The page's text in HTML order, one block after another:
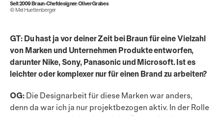
Seit 2009 Braun-Chef­designer: Oliver Grabes
© Mel Huettenberger
GT: Du hast ja vor deiner Zeit bei Braun für eine Vielzahl
von Marken und Unternehmen Produkte entworfen,
darunter Nike, Sony, Panasonic und Microsoft. Ist es
leichter oder komplexer nur für einen Brand zu arbeiten?
OG: Die Designarbeit für diese Marken war anders,
denn da war ich ja nur projektbezogen aktiv. In der Rolle